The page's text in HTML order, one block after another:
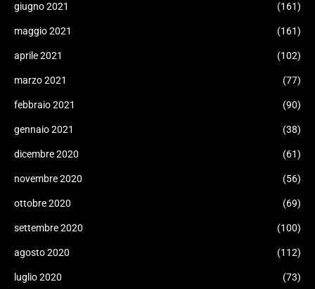
giugno 2021 (161)
maggio 2021 (161)
aprile 2021 (102)
marzo 2021 (77)
febbraio 2021 (90)
gennaio 2021 (38)
dicembre 2020 (61)
novembre 2020 (56)
ottobre 2020 (69)
settembre 2020 (100)
agosto 2020 (112)
luglio 2020 (73)